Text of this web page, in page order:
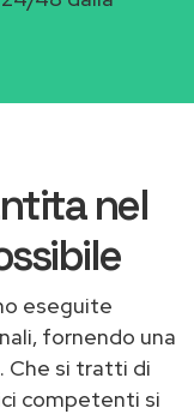
nel
eseguite
fornendo una
Che si tratti di
competenti si